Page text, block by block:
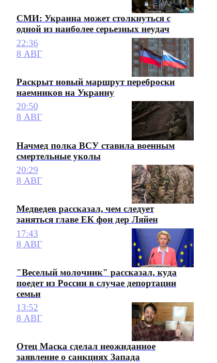
СМИ: Украина может столкнуться с
одной из наиболее серьезных неудач
22:36
8 АВГ
Раскрыт новый маршрут переброски
наемников на Украину
20:50
8 АВГ
Начмед полка ВСУ ставила военным
смертельные уколы
20:29
8 АВГ
Медведев рассказал, чем следует
заняться главе ЕК фон дер Ляйен
17:43
8 АВГ
"Веселый молочник" рассказал, куда
поедет из России в случае депортации
семьи
13:52
8 АВГ
Отец Маска сделал неожиданное
заявление о санкциях Запада